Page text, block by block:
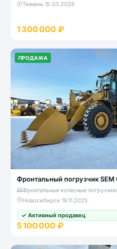
Тюмень·15.03.2026
1 300 000 ₽
ПРОДАЖА
Фронтальный погрузчик SEM
Фронтальные колесные
Новосибирск·19.11.2025
✓ Активный продавец
5 100 000 ₽